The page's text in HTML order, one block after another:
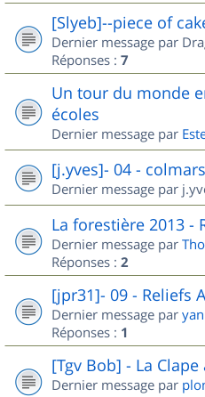
[Slyeb]--piece of
Dernier message par
Réponses : 7
Un tour du monde
écoles
Dernier message par
[j.yves]- 04 -
Dernier message par
La forestière 2013 -
Dernier message par
Réponses : 2
[jpr31]- 09 - Reliefs
Dernier message par
Réponses : 1
[Tgv Bob] - La
Dernier message par